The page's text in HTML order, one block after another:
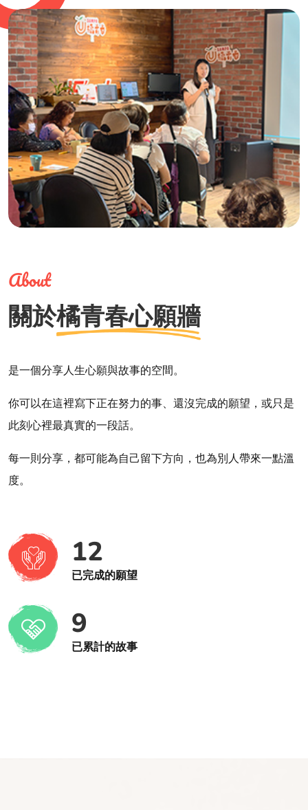
About
關於橘青春心願牆
是一個分享人生心願與故事的空間。
你可以在這裡寫下正在努力的事、還沒完成的願望，或只是
此刻心裡最真實的一段話。
每一則分享，都可能為自己留下方向，也為別人帶來一點溫
度。
12
已完成的願望
9
已累計的故事